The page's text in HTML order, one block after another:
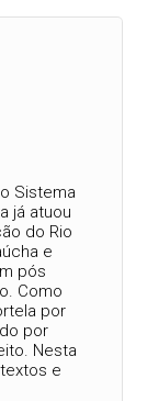
Sistema
já atuou
do Rio
e
pós
Como
por
por
Nesta
e